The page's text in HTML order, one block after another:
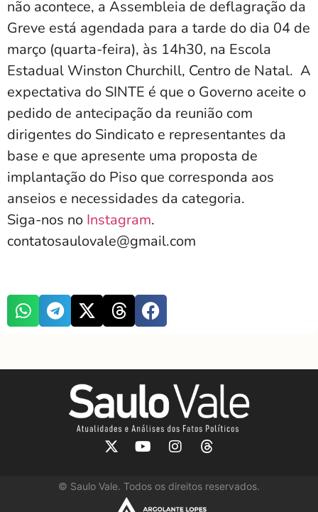
não acontece, a Assembleia de deflagração da
Greve está agendada para a tarde do dia 04 de
março (quarta-feira), às 14h30, na Escola
Estadual Winston Churchill, Centro de Natal. A
expectativa do SINTE é que o Governo aceite o
pedido de antecipação da reunião com
dirigentes do Sindicato e representantes da
base e que apresente uma proposta de
implantação do Piso que corresponda aos
anseios e necessidades da categoria.
Siga-nos no Instagram.
contatosaulovale@gmail.com
© Saulo Vale. Todos os direitos reservados.